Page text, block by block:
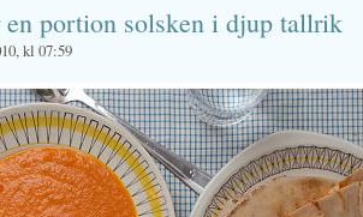
en portion solsken i djup tallrik
kl 07:59